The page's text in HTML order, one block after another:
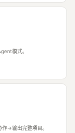
模式。
→输出完整项目。